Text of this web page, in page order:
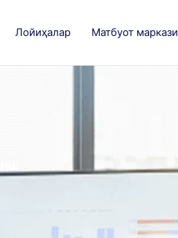
Лойиҳалар Матбуот маркази